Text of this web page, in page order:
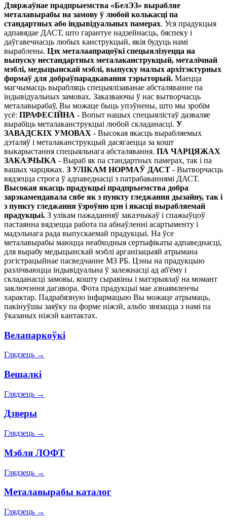
Дзяржаўнае прадпрыемства «БелЭЗ» вырабляе
металавырабы на замову ў любой колькасці па
стандартных або індывідуальных памерах. Уся прадукцыя
адпавядае ДАСТ, што гарантуе надзейнасць, бяспеку і
даўгавечнасць любых канструкцый, якія будуць намі
выраблены. Цэх металаапрацоўкі спецыялізуецца на
выпуску нестандартных металаканструкцый, металічнай
мэблі, медыцынскай мэблі, выпуску малых архітэктурных
формаў для добраўпарадкавання тэрыторый. Маецца
магчымасць вырабляць спецыялізаванае абсталяванне па
індывідуальных замовах. Заказваючы ў нас вытворчасць
металавырабаў, Вы можаце быць упэўнены, што мы зробім
усё: ПРАФЕСІЙНА - Вопыт нашых спецыялістаў дазваляе
вырабіць металаканструкцыі любой складанасці. У
ЗАВАДСКІХ УМОВАХ - Высокая якасць вырабляемых
дэталяў і металаканструкцый дасягаецца за кошт
выкарыстання спецыяльнага абсталявання. ПА ЧАРЦЯЖАХ
ЗАКАЗЧЫКА - Выраб як па стандартных памерах, так і па
вашых чарцяжах. З УЛІКАМ НОРМАЎ ДАСТ - Вытворчасць
вядзецца строга ў адпаведнасці з патрабаваннямі ДАСТ.
Высокая якасць прадукцыі прадпрыемства добра
зарэкамендавала сябе як з пункту гледжання дызайну, так і
з пункту гледжання ўзроўню цэн і якасці вырабляемай
прадукцыі. З улікам пажаданняў заказчыкаў і спажыўцоў
пастаянна вядзецца работа па абнаўленні асартыменту і
мадэльнага рада выпускаемай прадукцыі. На ўсе
металавырабы маюцца неабходныя сертыфікаты адпаведнасці,
для вырабу медыцынскай мэблі арганізацыяй атрымана
рэгістрацыйнае пасведчанне МЗ РБ. Цэны на прадукцыю
разлічваюцца індывідуальна ў залежнасці ад аб'ёму і
складанасці замовы, кошту сыравіны і матэрыялаў на момант
заключэння дагавора. Фота прадукцыі мае азнаямленчы
характар. Падрабязную інфармацыю Вы можаце атрымаць,
пакінуўшы заяўку па форме ніжэй, альбо звязацца з намі па
ўказаных ніжэй кантактах.
Велапаркоўкі
Глядзець →
Вешалкі
Глядзець →
Дзверы
Глядзець →
Мэбля ЛОФТ
Глядзець →
Металавырабы каталог
Глядзець →